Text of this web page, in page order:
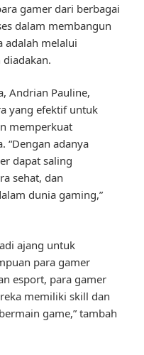
gamer dari berbagai
dalam membangun
adalah melalui
Andrian Pauline,
yang efektif untuk
memperkuat
“Dengan adanya
dapat saling
sehat, dan
dunia gaming,”
ajang untuk
para gamer
esport, para gamer
memiliki skill dan
game,” tambah